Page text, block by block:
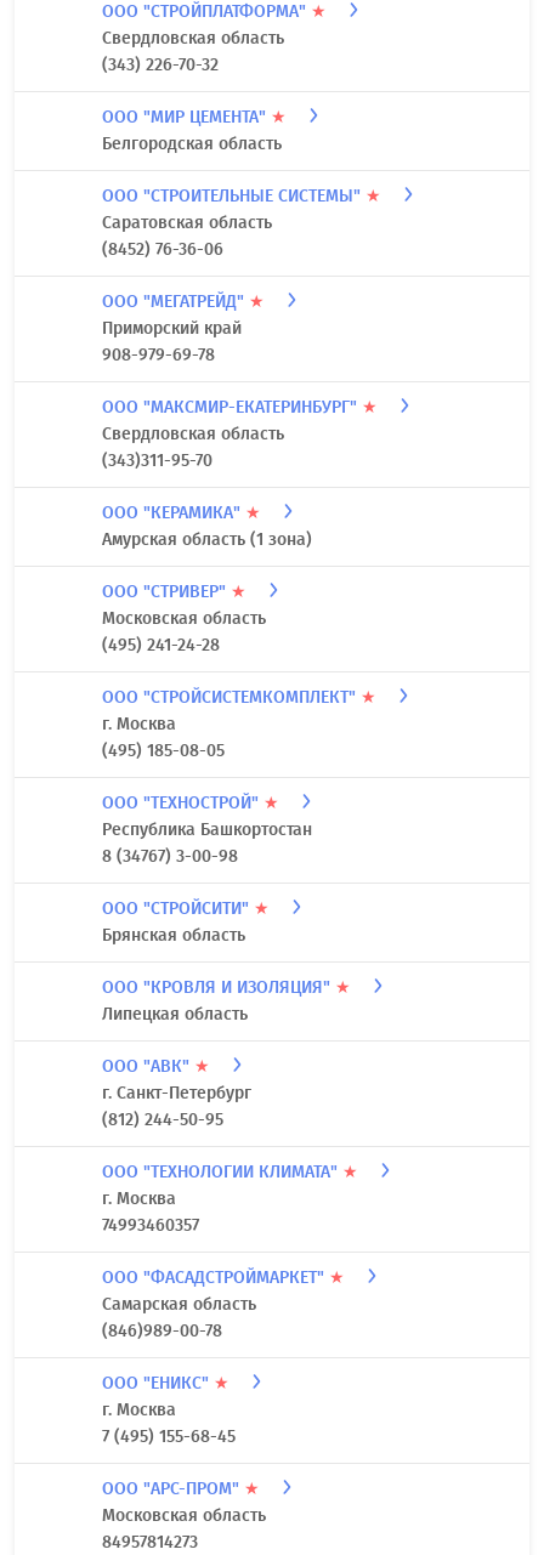
ООО "СТРОЙПЛАТФОРМА" ★
Свердловская область
(343) 226-70-32
ООО "МИР ЦЕМЕНТА" ★
Белгородская область
ООО "СТРОИТЕЛЬНЫЕ СИСТЕМЫ" ★
Саратовская область
(8452) 76-36-06
ООО "МЕГАТРЕЙД" ★
Приморский край
908-979-69-78
ООО "МАКСМИР-ЕКАТЕРИНБУРГ" ★
Свердловская область
(343)311-95-70
ООО "КЕРАМИКА" ★
Амурская область (1 зона)
ООО "СТРИВЕР" ★
Московская область
(495) 241-24-28
ООО "СТРОЙСИСТЕМКОМПЛЕКТ" ★
г. Москва
(495) 185-08-05
ООО "ТЕХНОСТРОЙ" ★
Республика Башкортостан
8 (34767) 3-00-98
ООО "СТРОЙСИТИ" ★
Брянская область
ООО "КРОВЛЯ И ИЗОЛЯЦИЯ" ★
Липецкая область
ООО "АВК" ★
г. Санкт-Петербург
(812) 244-50-95
ООО "ТЕХНОЛОГИИ КЛИМАТА" ★
г. Москва
74993460357
ООО "ФАСАДСТРОЙМАРКЕТ" ★
Самарская область
(846)989-00-78
ООО "ЕНИКС" ★
г. Москва
7 (495) 155-68-45
ООО "АРС-ПРОМ" ★
Московская область
84957814273